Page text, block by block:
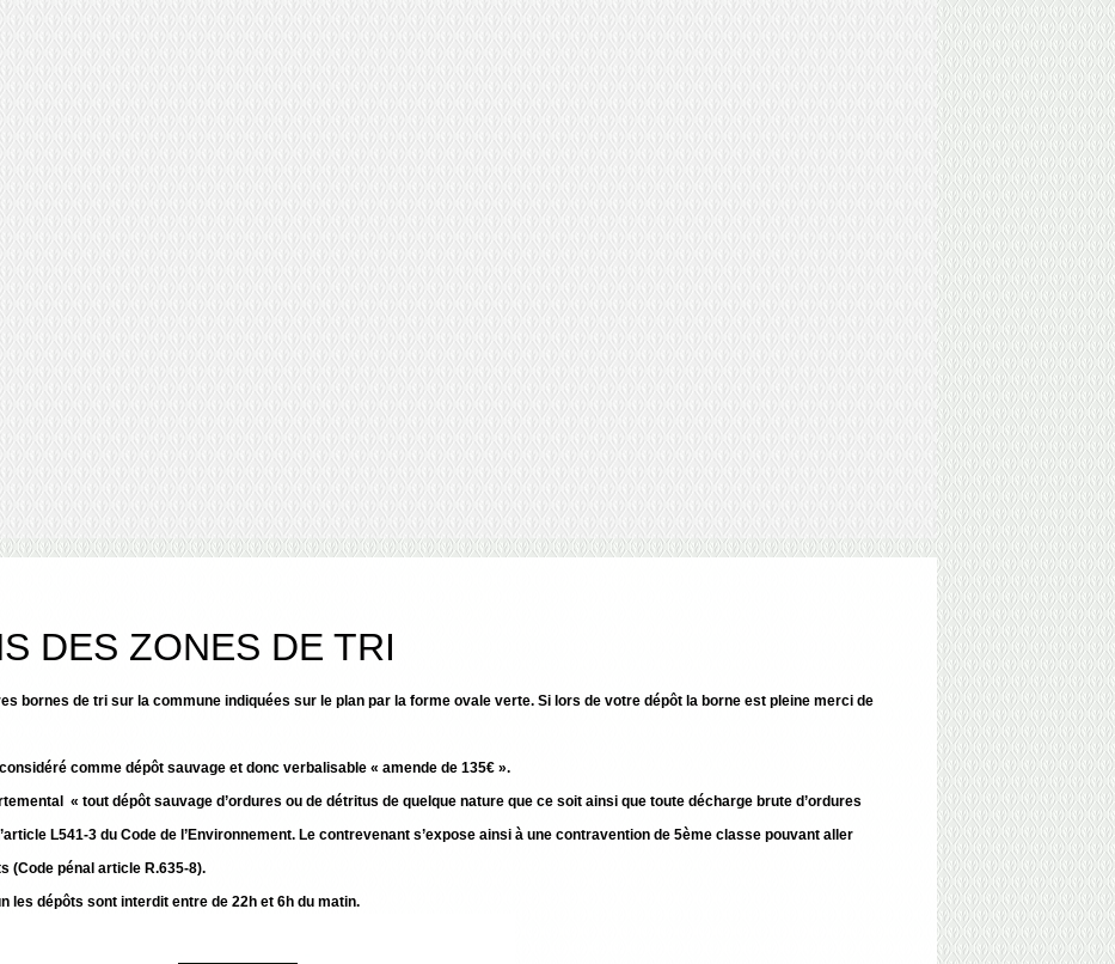
DES ZONES DE TRI
bornes de tri sur la commune indiquées sur le plan par la forme ovale verte. Si lors de votre dépôt la borne est pleine merci de
comme dépôt sauvage et donc verbalisable « amende de 135€ ».
« tout dépôt sauvage d’ordures ou de détritus de quelque nature que ce soit ainsi que toute décharge brute d’ordures
L541-3 du Code de l’Environnement. Le contrevenant s’expose ainsi à une contravention de 5ème classe pouvant aller
(Code pénal article R.635-8).
les dépôts sont interdit entre de 22h et 6h du matin.